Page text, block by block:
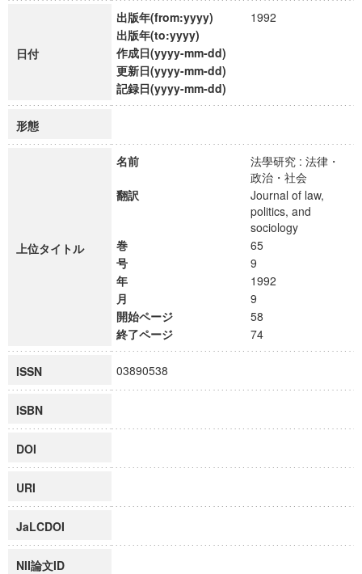
日付
出版年(from:yyyy)
1992
出版年(to:yyyy)
作成日(yyyy-mm-dd)
更新日(yyyy-mm-dd)
記録日(yyyy-mm-dd)
形態
上位タイトル
名前
法學研究 : 法律・
政治・社会
翻訳
Journal of law,
politics, and
sociology
巻
65
号
9
年
1992
月
9
開始ページ
58
終了ページ
74
ISSN 03890538
ISBN
DOI
URI
JaLCDOI
NII論文ID